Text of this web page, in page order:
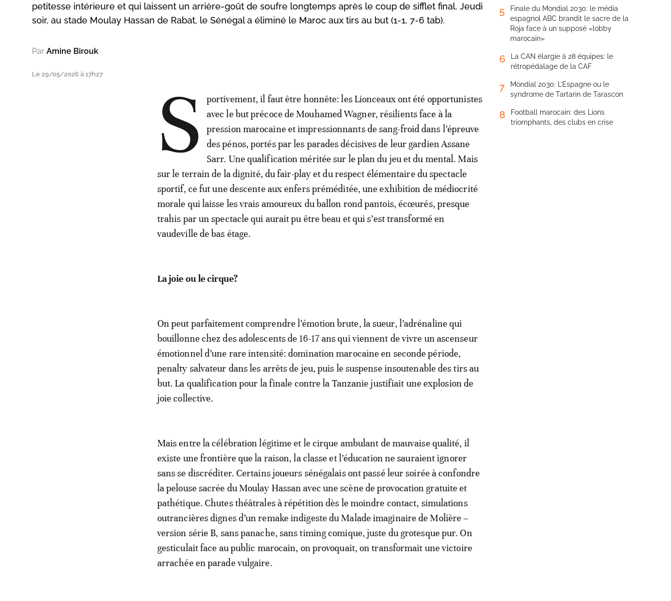
petitesse intérieure et qui laissent un arrière-goût de soufre longtemps après le coup de sifflet final. Jeudi
soir, au stade Moulay Hassan de Rabat, le Sénégal a éliminé le Maroc aux tirs au but (1-1, 7-6 tab).
Par Amine Birouk
Le 29/05/2026 à 17h27 S
portivement, il faut être honnête: les Lionceaux ont été opportunistes
avec le but précoce de Mouhamed Wagner, résilients face à la
pression marocaine et impressionnants de sang-froid dans l’épreuve
des pénos, portés par les parades décisives de leur gardien Assane
Sarr. Une qualification méritée sur le plan du jeu et du mental. Mais
sur le terrain de la dignité, du fair-play et du respect élémentaire du spectacle
sportif, ce fut une descente aux enfers préméditée, une exhibition de médiocrité
morale qui laisse les vrais amoureux du ballon rond pantois, écœurés, presque
trahis par un spectacle qui aurait pu être beau et qui s’est transformé en
vaudeville de bas étage.
La joie ou le cirque?
On peut parfaitement comprendre l’émotion brute, la sueur, l’adrénaline qui
bouillonne chez des adolescents de 16-17 ans qui viennent de vivre un ascenseur
émotionnel d’une rare intensité: domination marocaine en seconde période,
penalty salvateur dans les arrêts de jeu, puis le suspense insoutenable des tirs au
but. La qualification pour la finale contre la Tanzanie justifiait une explosion de
joie collective.
Mais entre la célébration légitime et le cirque ambulant de mauvaise qualité, il
existe une frontière que la raison, la classe et l’éducation ne sauraient ignorer
sans se discréditer. Certains joueurs sénégalais ont passé leur soirée à confondre
la pelouse sacrée du Moulay Hassan avec une scène de provocation gratuite et
pathétique. Chutes théâtrales à répétition dès le moindre contact, simulations
outrancières dignes d’un remake indigeste du Malade imaginaire de Molière –
version série B, sans panache, sans timing comique, juste du grotesque pur. On
gesticulait face au public marocain, on provoquait, on transformait une victoire
arrachée en parade vulgaire.
5
Finale du Mondial 2030: le média
espagnol ABC brandit le sacre de la
Roja face à un supposé «lobby
marocain»
6
La CAN élargie à 28 équipes: le
rétropédalage de la CAF
7
Mondial 2030: L’Espagne ou le
syndrome de Tartarin de Tarascon
8
Football marocain: des Lions
triomphants, des clubs en crise